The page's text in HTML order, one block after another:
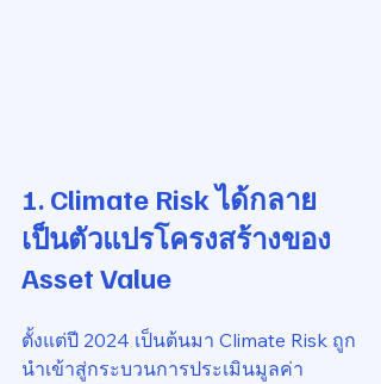
1. Climate Risk ได้กลาย
เป็นตัวแปรโครงสร้างของ
Asset Value
ตั้งแต่ปี 2024 เป็นต้นมา Climate Risk ถูก
นำเข้าสู่กระบวนการประเมินมูลค่า